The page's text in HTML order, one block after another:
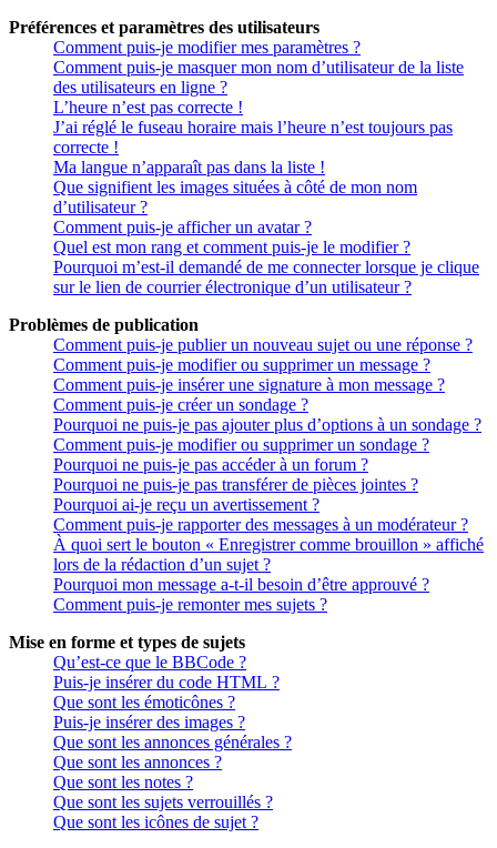
Préférences et paramètres des utilisateurs
Comment puis-je modifier mes paramètres ?
Comment puis-je masquer mon nom d’utilisateur de la liste
des utilisateurs en ligne ?
L’heure n’est pas correcte !
J’ai réglé le fuseau horaire mais l’heure n’est toujours pas
correcte !
Ma langue n’apparaît pas dans la liste !
Que signifient les images situées à côté de mon nom
d’utilisateur ?
Comment puis-je afficher un avatar ?
Quel est mon rang et comment puis-je le modifier ?
Pourquoi m’est-il demandé de me connecter lorsque je clique
sur le lien de courrier électronique d’un utilisateur ?
Problèmes de publication
Comment puis-je publier un nouveau sujet ou une réponse ?
Comment puis-je modifier ou supprimer un message ?
Comment puis-je insérer une signature à mon message ?
Comment puis-je créer un sondage ?
Pourquoi ne puis-je pas ajouter plus d’options à un sondage ?
Comment puis-je modifier ou supprimer un sondage ?
Pourquoi ne puis-je pas accéder à un forum ?
Pourquoi ne puis-je pas transférer de pièces jointes ?
Pourquoi ai-je reçu un avertissement ?
Comment puis-je rapporter des messages à un modérateur ?
À quoi sert le bouton « Enregistrer comme brouillon » affiché
lors de la rédaction d’un sujet ?
Pourquoi mon message a-t-il besoin d’être approuvé ?
Comment puis-je remonter mes sujets ?
Mise en forme et types de sujets
Qu’est-ce que le BBCode ?
Puis-je insérer du code HTML ?
Que sont les émoticônes ?
Puis-je insérer des images ?
Que sont les annonces générales ?
Que sont les annonces ?
Que sont les notes ?
Que sont les sujets verrouillés ?
Que sont les icônes de sujet ?